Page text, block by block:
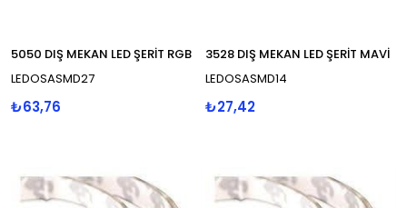
5050 DIŞ MEKAN LED ŞERİT RGB
LEDOSASMD27
₺63,76
3528 DIŞ MEKAN LED ŞERİT MAVİ
LEDOSASMD14
₺27,42